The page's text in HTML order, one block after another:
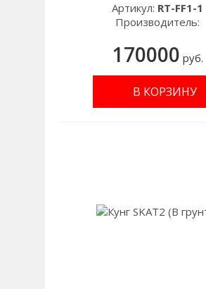
Артикул: RT-FF1-1
Производитель:
170000 руб.
В КОРЗИНУ